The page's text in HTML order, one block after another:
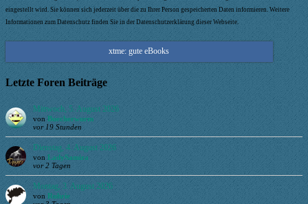
eingestellt wird. Sie können sich jederzeit über die zu Ihrer Person gespeicherten Daten informieren. Weitere
Informationen zum Datenschutz finden Sie in der Datenschutzerklärung dieser Webseite.
xtme: gute eBooks
Letzte Foren Beiträge
Mittwoch, 5. August 2026
von Buecherwurm
vor 19 Stunden
Dienstag, 4. August 2026
von LadySamira
vor 2 Tagen
Montag, 3. August 2026
von Ruhrie